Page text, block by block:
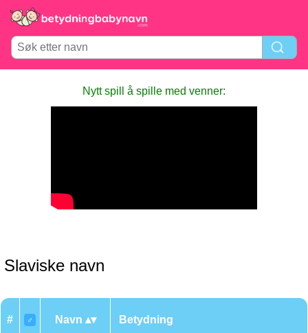
Nytt spill å spille med venner:
Slaviske navn
# ♂ Navn Betydning